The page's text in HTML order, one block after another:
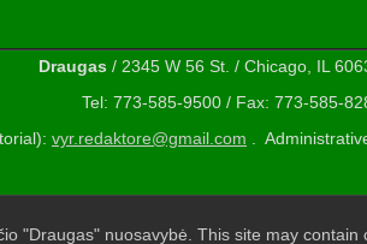
Draugas/ 2345 W 56 St. / Chicago, IL
Tel: 773-585-9500 / Fax: 773-585-
vyr.redaktore@gmail.com .
"Draugas" nuosavybė. This site may